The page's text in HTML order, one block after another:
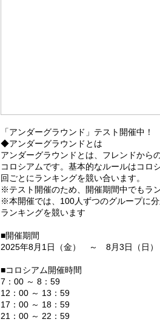
「アンダーグラウンド」テスト開催中！
◆アンダーグラウンドとは
アンダーグラウンドとは、フレンドから
コロシアムです。基本的なルールはコロ
回ごとにランキングを競い合います。
※テスト開催のため、開催期間中でもラ
※本開催では、100人ずつのグループに
ランキングを競います
■開催期間
2025年8月1日（金） ～ 8月3日（日）
■コロシアム開催時間
7：00 ～ 8：59
12：00 ～ 13：59
17：00 ～ 18：59
21：00 ～ 22：59